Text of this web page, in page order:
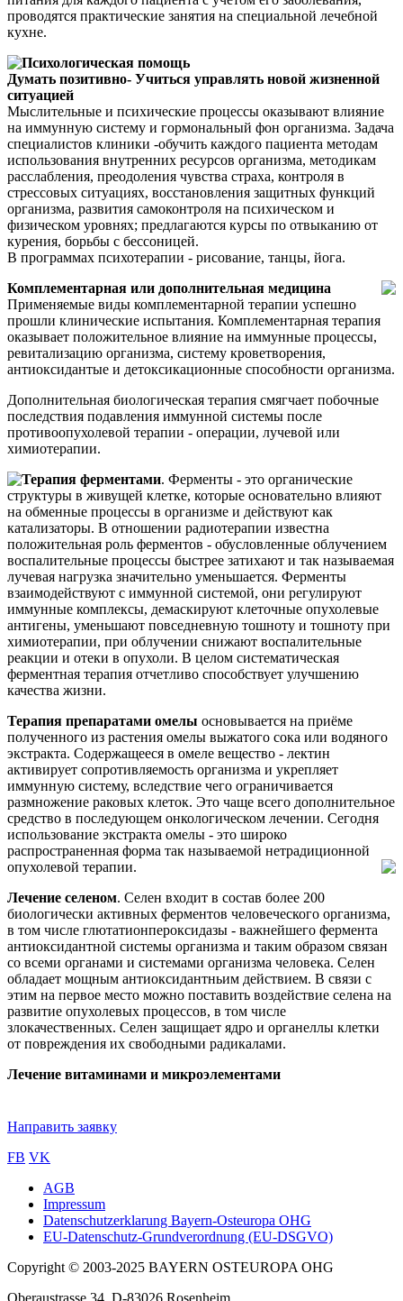
проводятся практические занятия на специальной лечебной
кухне.
Психологическая помощь
Думать позитивно- Учиться управлять новой жизненной
ситуацией
Мыслительные и психические процессы оказывают влияние
на иммунную систему и гормональный фон организма. Задача
специалистов клиники -обучить каждого пациента методам
использования внутренних ресурсов организма, методикам
расслабления, преодоления чувства страха, контроля в
стрессовых ситуациях, восстановления защитных функций
организма, развития самоконтроля на психическом и
физическом уровнях; предлагаются курсы по отвыканию от
курения, борьбы с бессоницей.
В программах психотерапии - рисование, танцы, йога.
Комплементарная или дополнительная медицина
Применяемые виды комплементарной терапии успешно
прошли клинические испытания. Комплементарная терапия
оказывает положительное влияние на иммунные процессы,
ревитализацию организма, систему кроветворения,
антиоксидантые и детоксикационные способности организма.
Дополнительная биологическая терапия смягчает побочные
последствия подавления иммунной системы после
противоопухолевой терапии - операции, лучевой или
химиотерапии.
Терапия ферментами. Ферменты - это органические
структуры в живущей клетке, которые основательно влияют
на обменные процессы в организме и действуют как
катализаторы. В отношении радиотерапии известна
положительная роль ферментов - обусловленные облучением
воспалительные процессы быстрее затихают и так называемая
лучевая нагрузка значительно уменьшается. Ферменты
взаимодействуют с иммунной системой, они регулируют
иммунные комплексы, демаскируют клеточные опухолевые
антигены, уменьшают повседневную тошноту и тошноту при
химиотерапии, при облучении снижают воспалительные
реакции и отеки в опухоли. В целом систематическая
ферментная терапия отчетливо способствует улучшению
качества жизни.
Терапия препаратами омелы основывается на приёме
полученного из растения омелы выжатого сока или водяного
экстракта. Содержащееся в омеле вещество - лектин
активирует сопротивляемость организма и укрепляет
иммунную систему, вследствие чего ограничивается
размножение раковых клеток. Это чаще всего дополнительное
средство в последующем онкологическом лечении. Сегодня
использование экстракта омелы - это широко
распространенная форма так называемой нетрадиционной
опухолевой терапии.
Лечение селеном. Селен входит в состав более 200
биологически активных ферментов человеческого организма,
в том числе глютатионпероксидазы - важнейшего фермента
антиоксидантной системы организма и таким образом связан
со всеми органами и системами организма человека. Селен
обладает мощным антиоксидантньим действием. В связи с
этим на первое место можно поставить воздействие селена на
развитие опухолевых процессов, в том числе
злокачественных. Селен защищает ядро и органеллы клетки
от повреждения их свободными радикалами.
Лечение витаминами и микроэлементами
Направить заявку
FB VK
Sub
footer
AGB
Impressum
Datenschutzerklarung Bayern-Osteuropa OHG
EU-Datenschutz-Grundverordnung (EU-DSGVO)
Copyright © 2003-2025 BAYERN OSTEUROPA OHG
Oberaustrasse 34, D-83026 Rosenheim,